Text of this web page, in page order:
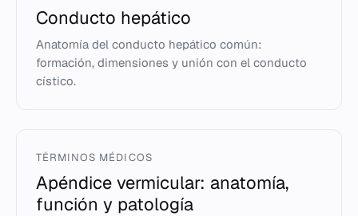
Conducto hepático
Anatomía del conducto hepático común:
formación, dimensiones y unión con el conducto
cístico.
TÉRMINOS MÉDICOS
Apéndice vermicular: anatomía,
función y patología